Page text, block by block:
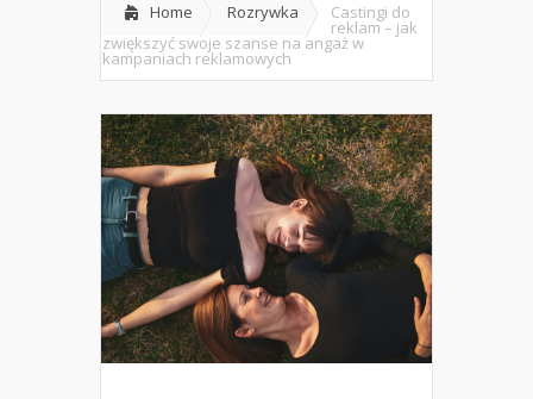
Home Rozrywka Castingi do
reklam – jak
zwiększyć swoje szanse na angaż w
kampaniach reklamowych